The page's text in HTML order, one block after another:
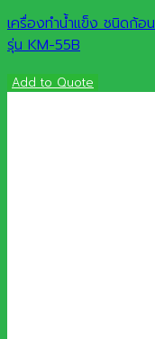
เครื่องทำน้ำแข็ง ชนิดก้อ
รุ่น KM-55B
Add to Quote